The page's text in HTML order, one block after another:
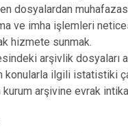
dosyalardan
ve imha işlemleri
hizmete sunmak.
arşivlik dosyaları
ilgili istatistiki
arşivine evrak